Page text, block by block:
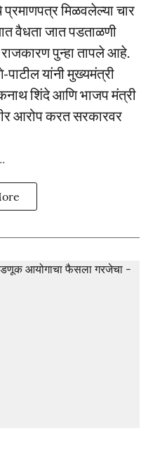
मिळवलेल्या चार
वैधता जात पडताळणी
राजकारण पुन्हा तापले आहे.
यांनी मुख्यमंत्री
शिंदे आणि भाजप मंत्री
आरोप करत सरकारवर